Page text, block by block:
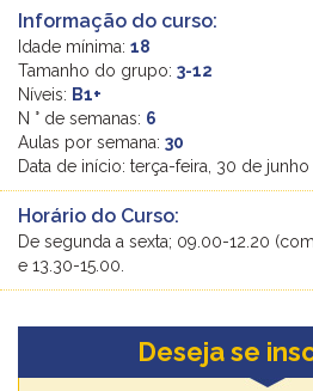
Informação do curso:
Idade mínima: 18
Tamanho do grupo: 3-12
Níveis: B1+
N ° de semanas: 6
Aulas por semana: 30
Data de início: terça-feira, 30 de
Horário do Curso:
De segunda a sexta; 09.00-12.20
e 13.30-15.00.
Deseja se